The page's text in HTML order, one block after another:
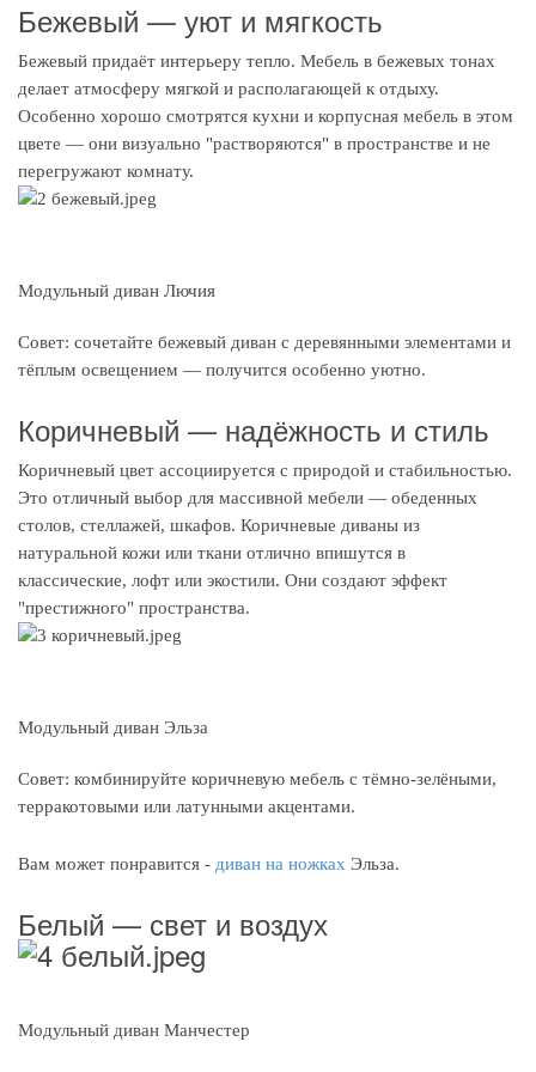
Бежевый — уют и мягкость
Бежевый придаёт интерьеру тепло. Мебель в бежевых тонах
делает атмосферу мягкой и располагающей к отдыху.
Особенно хорошо смотрятся кухни и корпусная мебель в этом
цвете — они визуально "растворяются" в пространстве и не
перегружают комнату.
Модульный диван Лючия
Совет: сочетайте бежевый диван с деревянными элементами и
тёплым освещением — получится особенно уютно.
Коричневый — надёжность и стиль
Коричневый цвет ассоциируется с природой и стабильностью.
Это отличный выбор для массивной мебели — обеденных
столов, стеллажей, шкафов. Коричневые диваны из
натуральной кожи или ткани отлично впишутся в
классические, лофт или экостили. Они создают эффект
"престижного" пространства.
Модульный диван Эльза
Совет: комбинируйте коричневую мебель с тёмно-зелёными,
терракотовыми или латунными акцентами.
Вам может понравится - диван на ножках Эльза.
Белый — свет и воздух
Модульный диван Манчестер